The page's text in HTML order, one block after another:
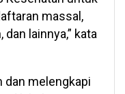
massal,
lainnya,” kata
dan melengkapi